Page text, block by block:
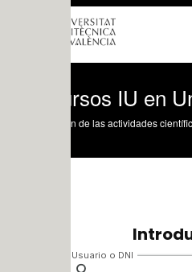
IU en Unity 3D.
de las actividades científicas,